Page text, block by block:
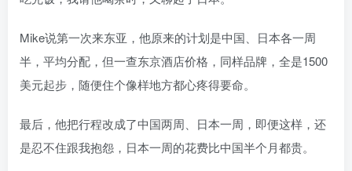
Mike说第一次来东亚，他原来的计划是中国、日本各一周
半，平均分配，但一查东京酒店价格，同样品牌，全是1500
美元起步，随便住个像样地方都心疼得要命。
最后，他把行程改成了中国两周、日本一周，即便这样，还
是忍不住跟我抱怨，日本一周的花费比中国半个月都贵。